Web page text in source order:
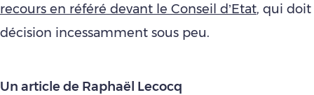
recours en référé devant le Conseil d’Etat, qui doit
décision incessamment sous peu.
Un article de Raphaël Lecocq